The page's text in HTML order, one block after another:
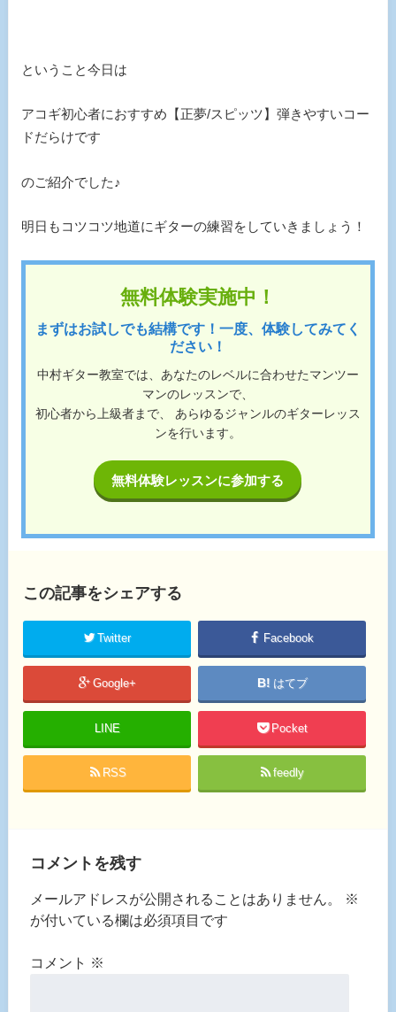
ということ今日は
アコギ初心者におすすめ【正夢/スピッツ】弾きやすいコー
ドだらけです
のご紹介でした♪
明日もコツコツ地道にギターの練習をしていきましょう！
無料体験実施中！
まずはお試しでも結構です！一度、体験してみてく
ださい！
中村ギター教室では、あなたのレベルに合わせたマンツー
マンのレッスンで、
初心者から上級者まで、 あらゆるジャンルのギターレッス
ンを行います。
無料体験レッスンに参加する
この記事をシェアする
Twitter Facebook
Google+ はてブ
LINE Pocket
RSS feedly
コメントを残す
メールアドレスが公開されることはありません。
※
が付いている欄は必須項目です
コメント ※